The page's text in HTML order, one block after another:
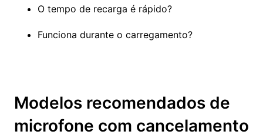
O tempo de recarga é rápido?
Funciona durante o carregamento?
Modelos recomendados de
microfone com cancelamento